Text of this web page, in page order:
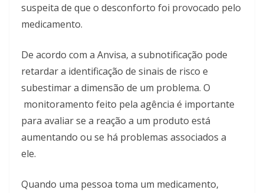
suspeita de que o desconforto foi provocado pelo
medicamento.
De acordo com a Anvisa, a subnotificação pode
retardar a identificação de sinais de risco e
subestimar a dimensão de um problema. O
monitoramento feito pela agência é importante
para avaliar se a reação a um produto está
aumentando ou se há problemas associados a
ele.
Quando uma pessoa toma um medicamento,